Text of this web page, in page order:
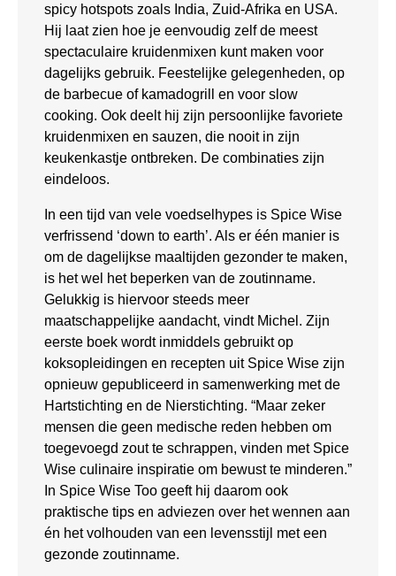
spicy hotspots zoals India, Zuid-Afrika en USA.
Hij laat zien hoe je eenvoudig zelf de meest
spectaculaire kruidenmixen kunt maken voor
dagelijks gebruik. Feestelijke gelegenheden, op
de barbecue of kamadogrill en voor slow
cooking. Ook deelt hij zijn persoonlijke favoriete
kruidenmixen en sauzen, die nooit in zijn
keukenkastje ontbreken. De combinaties zijn
eindeloos.
In een tijd van vele voedselhypes is Spice Wise
verfrissend ‘down to earth’. Als er één manier is
om de dagelijkse maaltijden gezonder te maken,
is het wel het beperken van de zoutinname.
Gelukkig is hiervoor steeds meer
maatschappelijke aandacht, vindt Michel. Zijn
eerste boek wordt inmiddels gebruikt op
koksopleidingen en recepten uit Spice Wise zijn
opnieuw gepubliceerd in samenwerking met de
Hartstichting en de Nierstichting. “Maar zeker
mensen die geen medische reden hebben om
toegevoegd zout te schrappen, vinden met Spice
Wise culinaire inspiratie om bewust te minderen.”
In Spice Wise Too geeft hij daarom ook
praktische tips en adviezen over het wennen aan
én het volhouden van een levensstijl met een
gezonde zoutinname.